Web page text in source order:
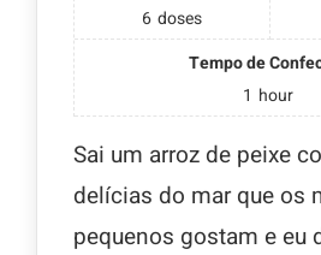
6 doses
Tempo de
1 hour
Sai um arroz de peixe
delícias do mar que os
pequenos gostam e eu